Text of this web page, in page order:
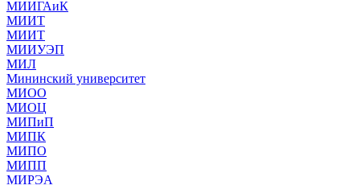
МИИГАиК
МИИТ
МИИТ
МИИУЭП
МИЛ
Мининский университет
МИОО
МИОЦ
МИПиП
МИПК
МИПО
МИПП
МИРЭА